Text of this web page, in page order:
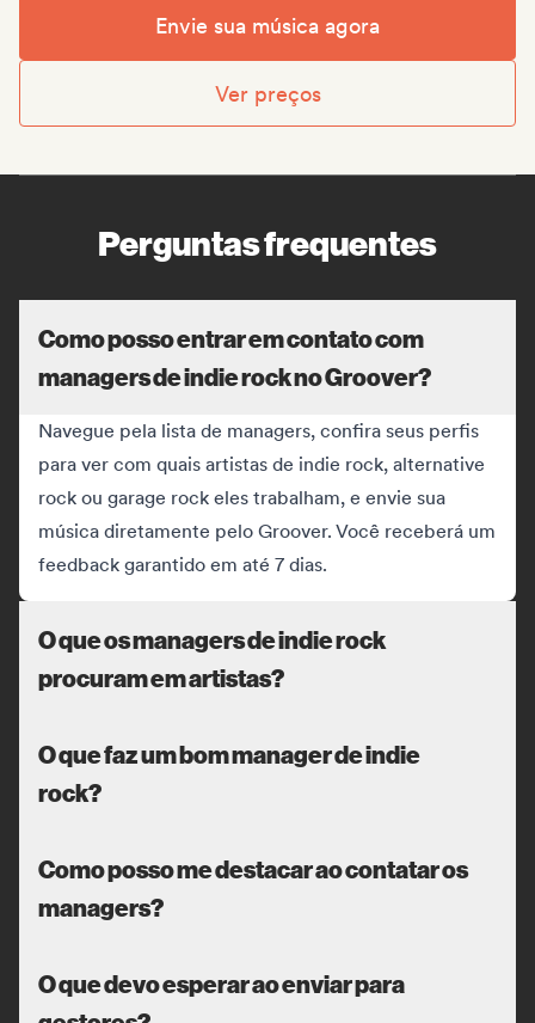
Envie sua música agora
Ver preços
Perguntas frequentes
Como posso entrar em contato com
managers de indie rock no Groover?
Navegue pela lista de managers, confira seus perfis
para ver com quais artistas de indie rock, alternative
rock ou garage rock eles trabalham, e envie sua
música diretamente pelo Groover. Você receberá um
feedback garantido em até 7 dias.
O que os managers de indie rock
procuram em artistas?
O que faz um bom manager de indie
rock?
Como posso me destacar ao contatar os
managers?
O que devo esperar ao enviar para